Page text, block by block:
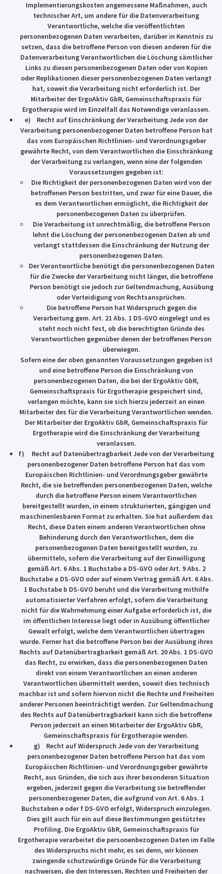
Implementierungskosten angemessene Maßnahmen, auch
technischer Art, um andere für die Datenverarbeitung
Verantwortliche, welche die veröffentlichten
personenbezogenen Daten verarbeiten, darüber in Kenntnis zu
setzen, dass die betroffene Person von diesen anderen für die
Datenverarbeitung Verantwortlichen die Löschung sämtlicher
Links zu diesen personenbezogenen Daten oder von Kopien
oder Replikationen dieser personenbezogenen Daten verlangt
hat, soweit die Verarbeitung nicht erforderlich ist. Der
Mitarbeiter der ErgoAktiv GbR, Gemeinschaftspraxis für
Ergotherapie wird im Einzelfall das Notwendige veranlassen.
e) Recht auf Einschränkung der Verarbeitung Jede von der
Verarbeitung personenbezogener Daten betroffene Person hat
das vom Europäischen Richtlinien- und Verordnungsgeber
gewährte Recht, von dem Verantwortlichen die Einschränkung
der Verarbeitung zu verlangen, wenn eine der folgenden
Voraussetzungen gegeben ist:
Die Richtigkeit der personenbezogenen Daten wird von der
betroffenen Person bestritten, und zwar für eine Dauer, die
es dem Verantwortlichen ermöglicht, die Richtigkeit der
personenbezogenen Daten zu überprüfen.
Die Verarbeitung ist unrechtmäßig, die betroffene Person
lehnt die Löschung der personenbezogenen Daten ab und
verlangt stattdessen die Einschränkung der Nutzung der
personenbezogenen Daten.
Der Verantwortliche benötigt die personenbezogenen Daten
für die Zwecke der Verarbeitung nicht länger, die betroffene
Person benötigt sie jedoch zur Geltendmachung, Ausübung
oder Verteidigung von Rechtsansprüchen.
Die betroffene Person hat Widerspruch gegen die
Verarbeitung gem. Art. 21 Abs. 1 DS-GVO eingelegt und es
steht noch nicht fest, ob die berechtigten Gründe des
Verantwortlichen gegenüber denen der betroffenen Person
überwiegen.
Sofern eine der oben genannten Voraussetzungen gegeben ist
und eine betroffene Person die Einschränkung von
personenbezogenen Daten, die bei der ErgoAktiv GbR,
Gemeinschaftspraxis für Ergotherapie gespeichert sind,
verlangen möchte, kann sie sich hierzu jederzeit an einen
Mitarbeiter des für die Verarbeitung Verantwortlichen wenden.
Der Mitarbeiter der ErgoAktiv GbR, Gemeinschaftspraxis für
Ergotherapie wird die Einschränkung der Verarbeitung
veranlassen.
f) Recht auf Datenübertragbarkeit Jede von der Verarbeitung
personenbezogener Daten betroffene Person hat das vom
Europäischen Richtlinien- und Verordnungsgeber gewährte
Recht, die sie betreffenden personenbezogenen Daten, welche
durch die betroffene Person einem Verantwortlichen
bereitgestellt wurden, in einem strukturierten, gängigen und
maschinenlesbaren Format zu erhalten. Sie hat außerdem das
Recht, diese Daten einem anderen Verantwortlichen ohne
Behinderung durch den Verantwortlichen, dem die
personenbezogenen Daten bereitgestellt wurden, zu
übermitteln, sofern die Verarbeitung auf der Einwilligung
gemäß Art. 6 Abs. 1 Buchstabe a DS-GVO oder Art. 9 Abs. 2
Buchstabe a DS-GVO oder auf einem Vertrag gemäß Art. 6 Abs.
1 Buchstabe b DS-GVO beruht und die Verarbeitung mithilfe
automatisierter Verfahren erfolgt, sofern die Verarbeitung
nicht für die Wahrnehmung einer Aufgabe erforderlich ist, die
im öffentlichen Interesse liegt oder in Ausübung öffentlicher
Gewalt erfolgt, welche dem Verantwortlichen übertragen
wurde. Ferner hat die betroffene Person bei der Ausübung ihres
Rechts auf Datenübertragbarkeit gemäß Art. 20 Abs. 1 DS-GVO
das Recht, zu erwirken, dass die personenbezogenen Daten
direkt von einem Verantwortlichen an einen anderen
Verantwortlichen übermittelt werden, soweit dies technisch
machbar ist und sofern hiervon nicht die Rechte und Freiheiten
anderer Personen beeinträchtigt werden. Zur Geltendmachung
des Rechts auf Datenübertragbarkeit kann sich die betroffene
Person jederzeit an einen Mitarbeiter der ErgoAktiv GbR,
Gemeinschaftspraxis für Ergotherapie wenden.
g) Recht auf Widerspruch Jede von der Verarbeitung
personenbezogener Daten betroffene Person hat das vom
Europäischen Richtlinien- und Verordnungsgeber gewährte
Recht, aus Gründen, die sich aus ihrer besonderen Situation
ergeben, jederzeit gegen die Verarbeitung sie betreffender
personenbezogener Daten, die aufgrund von Art. 6 Abs. 1
Buchstaben e oder f DS-GVO erfolgt, Widerspruch einzulegen.
Dies gilt auch für ein auf diese Bestimmungen gestütztes
Profiling. Die ErgoAktiv GbR, Gemeinschaftspraxis für
Ergotherapie verarbeitet die personenbezogenen Daten im Falle
des Widerspruchs nicht mehr, es sei denn, wir können
zwingende schutzwürdige Gründe für die Verarbeitung
nachweisen, die den Interessen, Rechten und Freiheiten der